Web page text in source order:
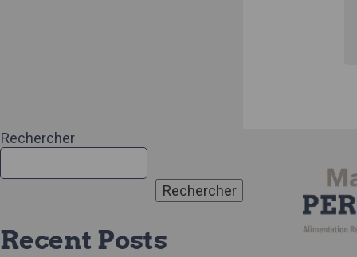
Rechercher
Rechercher
Recent Posts